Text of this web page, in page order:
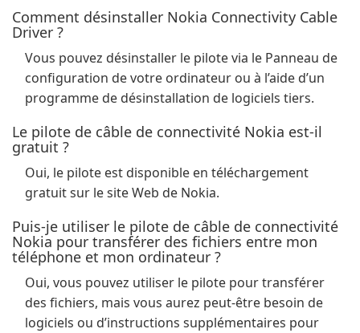
Comment désinstaller Nokia Connectivity Cable
Driver ?
Vous pouvez désinstaller le pilote via le Panneau de
configuration de votre ordinateur ou à l’aide d’un
programme de désinstallation de logiciels tiers.
Le pilote de câble de connectivité Nokia est-il
gratuit ?
Oui, le pilote est disponible en téléchargement
gratuit sur le site Web de Nokia.
Puis-je utiliser le pilote de câble de connectivité
Nokia pour transférer des fichiers entre mon
téléphone et mon ordinateur ?
Oui, vous pouvez utiliser le pilote pour transférer
des fichiers, mais vous aurez peut-être besoin de
logiciels ou d’instructions supplémentaires pour